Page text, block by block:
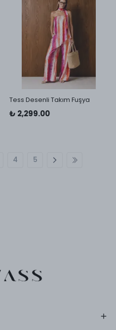
Tess Desenli Takım Fuşya
₺ 2,299.00
4 5